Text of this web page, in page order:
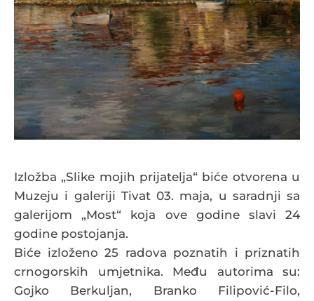
Izložba „Slike mojih prijatelja“ biće otvorena u
Muzeju i galeriji Tivat 03. maja, u saradnji sa
galerijom „Most“ koja ove godine slavi 24
godine postojanja.
Biće izloženo 25 radova poznatih i priznatih
crnogorskih umjetnika. Među autorima su:
Gojko Berkuljan, Branko Filipović-Filo,